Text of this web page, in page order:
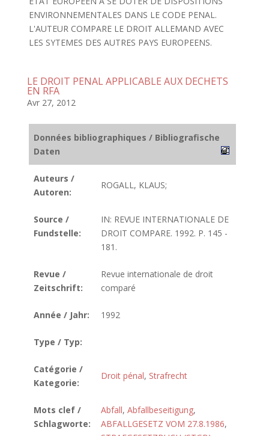
ENVIRONNEMENTALES DANS LE CODE PENAL.
L'AUTEUR COMPARE LE DROIT ALLEMAND AVEC
LES SYTEMES DES AUTRES PAYS EUROPEENS.
LE DROIT PENAL APPLICABLE AUX DECHETS
EN RFA
Avr 27, 2012
Données bibliographiques / Bibliografische
Daten
Auteurs /
Autoren:
ROGALL, KLAUS;
Source /
Fundstelle:
IN: REVUE INTERNATIONALE DE
DROIT COMPARE. 1992. P. 145 -
181.
Revue /
Zeitschrift:
Revue internationale de droit
comparé
Année / Jahr: 1992
Type / Typ:
Catégorie /
Kategorie:
Droit pénal, Strafrecht
Mots clef /
Schlagworte:
Abfall, Abfallbeseitigung,
ABFALLGESETZ VOM 27.8.1986,